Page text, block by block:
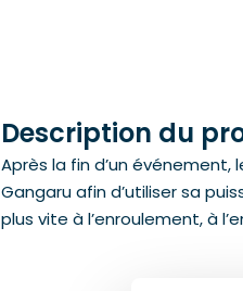
Description du
Après la fin d’un
Gangaru afin d’utiliser sa
plus vite à l’enroulement, à